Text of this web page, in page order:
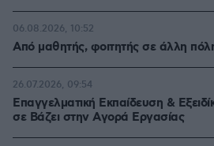
Από μαθητής, φοιτητής σε άλλη
06.08.2026, 10:52
Επαγγελματική Εκπαίδευση &
σε Bάζει στην Aγορά Eργασίας
26.07.2026, 09:54